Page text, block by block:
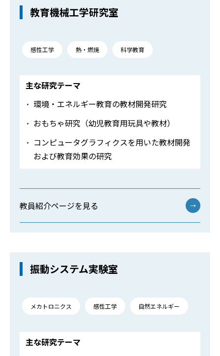
教育機械工学研究室
感性工学 熱・燃焼 科学教育
主な研究テーマ
環境・エネルギー教育の教材開発研究
おもちゃ研究（幼児教育用玩具や教材）
コンピュータグラフィクスを用いた教材開発
および教育効果の研究
教員紹介ページを見る →
振動システム実験室
メカトロニクス 感性工学 自然エネルギー
主な研究テーマ